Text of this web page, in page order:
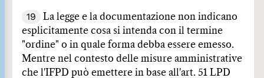
19
La legge e la documentazione non indicano
esplicitamente cosa si intenda con il termine
"ordine" o in quale forma debba essere emesso.
Mentre nel contesto delle misure amministrative
che l'IFPD può emettere in base all'art. 51 LPD